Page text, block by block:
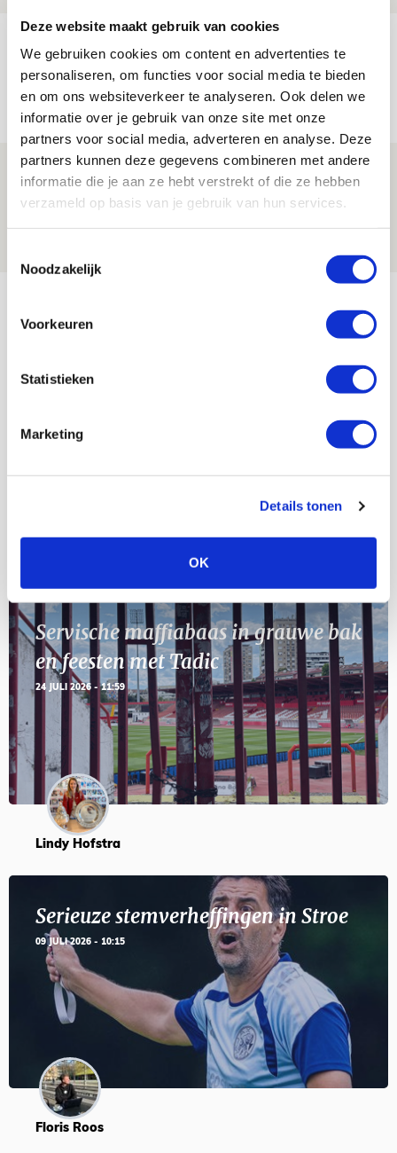
Deze website maakt gebruik van cookies
We gebruiken cookies om content en advertenties te
personaliseren, om functies voor social media te bieden
en om ons websiteverkeer te analyseren. Ook delen we
informatie over je gebruik van onze site met onze
partners voor social media, adverteren en analyse. Deze
partners kunnen deze gegevens combineren met andere
informatie die je aan ze hebt verstrekt of die ze hebben
verzameld op basis van je gebruik van hun services.
Noodzakelijk
Voorkeuren
Statistieken
Marketing
Details tonen
OK
Trotse Klaassen: ‘Vierhonderd duels
voor mijn club is heel speciaal’
06 AUGUSTUS 2026 - 23:43
NIEUWS
Ajax zet Shelbourne eenvoudig opzij en
reist met vertrouwen naar Dublin
AGENDA
23
Selectiedag ballenjongens/-meiden
SEP
Servische maffiabaas in grauwe bak
en feesten met Tadic
24 JULI 2026 - 11:59
Lindy Hofstra
Serieuze stemverheffingen in Stroe
09 JULI 2026 - 10:15
Floris Roos